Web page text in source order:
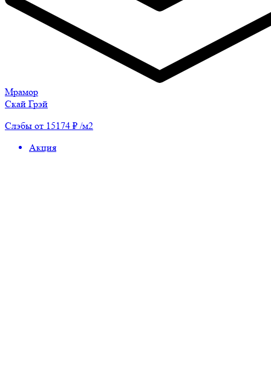
Мрамор
Скай Грэй
Слэбы от 15174 ₽ /м2
Акция